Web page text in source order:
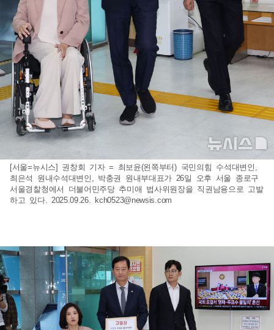
[서울=뉴시스] 권창회 기자 = 최보윤(왼쪽부터) 국민의힘 수석대변인,
최은석 원내수석대변인, 박충권 원내부대표가 26일 오후 서울 종로구
서울경찰청에서 더불어민주당 추미애 법사위원장을 직권남용으로 고발
하고 있다. 2025.09.26. kch0523@newsis.com